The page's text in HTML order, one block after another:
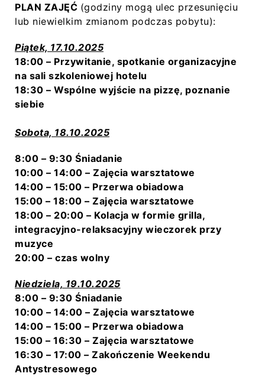
PLAN ZAJĘĆ (godziny mogą ulec przesunięciu
lub niewielkim zmianom podczas pobytu):
Piątek, 17.10.2025
18:00 – Przywitanie, spotkanie organizacyjne
na sali szkoleniowej hotelu
18:30 – Wspólne wyjście na pizzę, poznanie
siebie
Sobota, 18.10.2025
8:00 – 9:30 Śniadanie
10:00 – 14:00 – Zajęcia warsztatowe
14:00 – 15:00 – Przerwa obiadowa
15:00 – 18:00 – Zajęcia warsztatowe
18:00 – 20:00 – Kolacja w formie grilla,
integracyjno-relaksacyjny wieczorek przy
muzyce
20:00 – czas wolny
Niedziela, 19.10.2025
8:00 – 9:30 Śniadanie
10:00 – 14:00 – Zajęcia warsztatowe
14:00 – 15:00 – Przerwa obiadowa
15:00 – 16:30 – Zajęcia warsztatowe
16:30 – 17:00 – Zakończenie Weekendu
Antystresowego